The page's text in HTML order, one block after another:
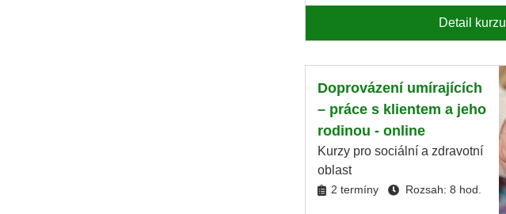
Detail kurzu
Doprovázení umírajících
– práce s klientem a jeho
rodinou - online
Kurzy pro sociální a zdravotní
oblast
2 termíny Rozsah: 8 hod.